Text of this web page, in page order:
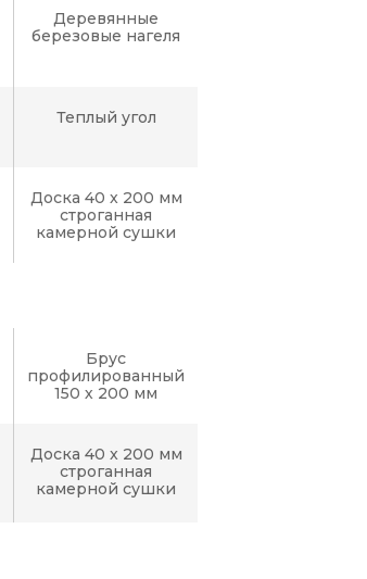
Деревянные
березовые нагеля
Теплый угол
Доска 40 x 200 мм
строганная
камерной сушки
Брус
профилированный
150 х 200 мм
Доска 40 x 200 мм
строганная
камерной сушки